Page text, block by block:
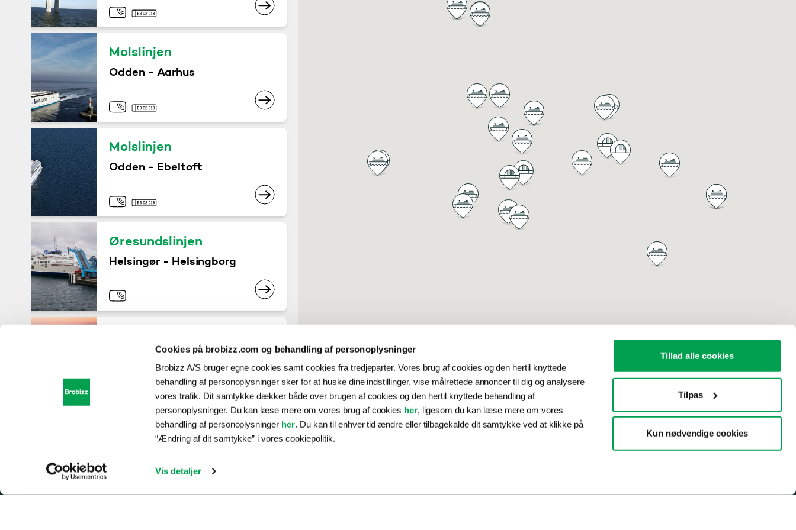
Cookies på brobizz.com og behandling af personoplysninger
Brobizz A/S bruger egne cookies samt cookies fra tredjeparter. Vores brug af cookies og den hertil knyttede
behandling af personoplysninger sker for at huske dine indstillinger, vise målrettede annoncer til dig og analysere
vores trafik. Dit samtykke dækker både over brugen af cookies og den hertil knyttede behandling af
personoplysninger. Du kan læse mere om vores brug af cookies her, ligesom du kan læse mere om vores
behandling af personoplysninger her. Du kan til enhver tid ændre eller tilbagekalde dit samtykke ved at klikke på
“Ændring af dit samtykke” i vores cookiepolitik.
Vis detaljer
Tillad alle cookies
Tilpas
Kun nødvendige cookies
Molslinjen
Odden - Aarhus
Molslinjen
Odden - Ebeltoft
Øresundslinjen
Helsingør - Helsingborg
Bornholmslinjen